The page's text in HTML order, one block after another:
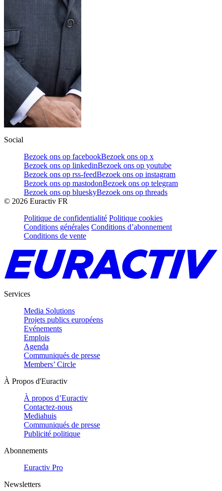
Social
Bezoek ons op facebookBezoek ons op x
Bezoek ons op linkedinBezoek ons op youtube
Bezoek ons op rss-feedBezoek ons op instagram
Bezoek ons op mastodonBezoek ons op telegram
Bezoek ons op blueskyBezoek ons op threads
© 2026 Euractiv FR
Politique de confidentialité Politique cookies
Conditions générales Conditions d’abonnement
Conditions de vente
Services
Media Solutions
Projets publics européens
Evénements
Emplois
Agenda
Communiqués de presse
Members’ Circle
À Propos d'Euractiv
À propos d’Euractiv
Contactez-nous
Mediahuis
Communiqués de presse
Publicité politique
Abonnements
Euractiv Pro
Newsletters